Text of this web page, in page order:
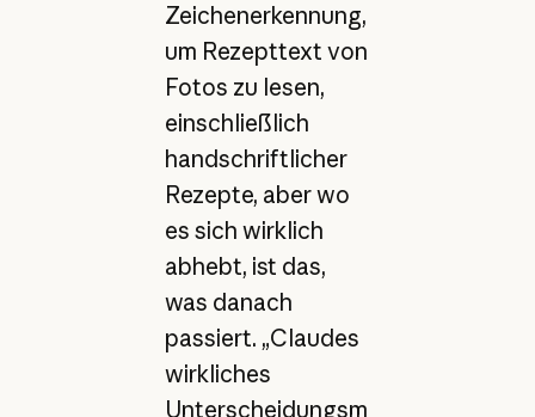
Zeichenerkennung,
um Rezepttext von
Fotos zu lesen,
einschließlich
handschriftlicher
Rezepte, aber wo
es sich wirklich
abhebt, ist das,
was danach
passiert. „Claudes
wirkliches
Unterscheidungsm